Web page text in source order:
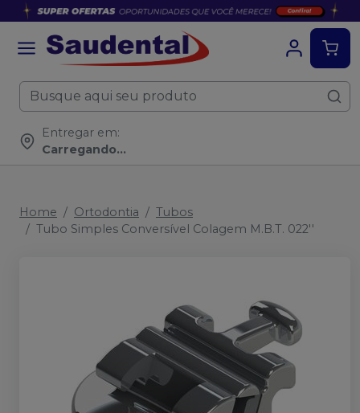
Entregar em:
Carregando...
Home Ortodontia
Tubos
Tubo Simples Conversível Colagem M.B.T. 022''